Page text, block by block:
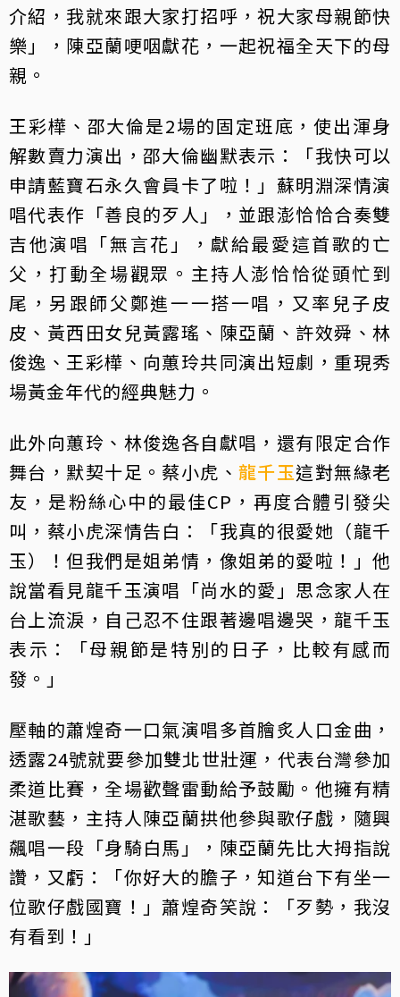
介紹，我就來跟大家打招呼，祝大家母親節快
樂」，陳亞蘭哽咽獻花，一起祝福全天下的母
親。
王彩樺、邵大倫是2場的固定班底，使出渾身
解數賣力演出，邵大倫幽默表示：「我快可以
申請藍寶石永久會員卡了啦！」蘇明淵深情演
唱代表作「善良的歹人」，並跟澎恰恰合奏雙
吉他演唱「無言花」，獻給最愛這首歌的亡
父，打動全場觀眾。主持人澎恰恰從頭忙到
尾，另跟師父鄭進一一搭一唱，又率兒子皮
皮、黃西田女兒黃露瑤、陳亞蘭、許效舜、林
俊逸、王彩樺、向蕙玲共同演出短劇，重現秀
場黃金年代的經典魅力。
此外向蕙玲、林俊逸各自獻唱，還有限定合作
舞台，默契十足。蔡小虎、龍千玉這對無緣老
友，是粉絲心中的最佳CP，再度合體引發尖
叫，蔡小虎深情告白：「我真的很愛她（龍千
玉）！但我們是姐弟情，像姐弟的愛啦！」他
說當看見龍千玉演唱「尚水的愛」思念家人在
台上流淚，自己忍不住跟著邊唱邊哭，龍千玉
表示：「母親節是特別的日子，比較有感而
發。」
壓軸的蕭煌奇一口氣演唱多首膾炙人口金曲，
透露24號就要參加雙北世壯運，代表台灣參加
柔道比賽，全場歡聲雷動給予鼓勵。他擁有精
湛歌藝，主持人陳亞蘭拱他參與歌仔戲，隨興
飆唱一段「身騎白馬」，陳亞蘭先比大拇指說
讚，又虧：「你好大的膽子，知道台下有坐一
位歌仔戲國寶！」蕭煌奇笑說：「歹勢，我沒
有看到！」